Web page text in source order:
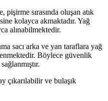
sırasında oluşan atık
kolayca akmaktadır. Yağ
alınabilmektedir.
sacı arka ve yan taraflara yağ
Böylece güvenlik
çıkarılabilir ve bulaşık